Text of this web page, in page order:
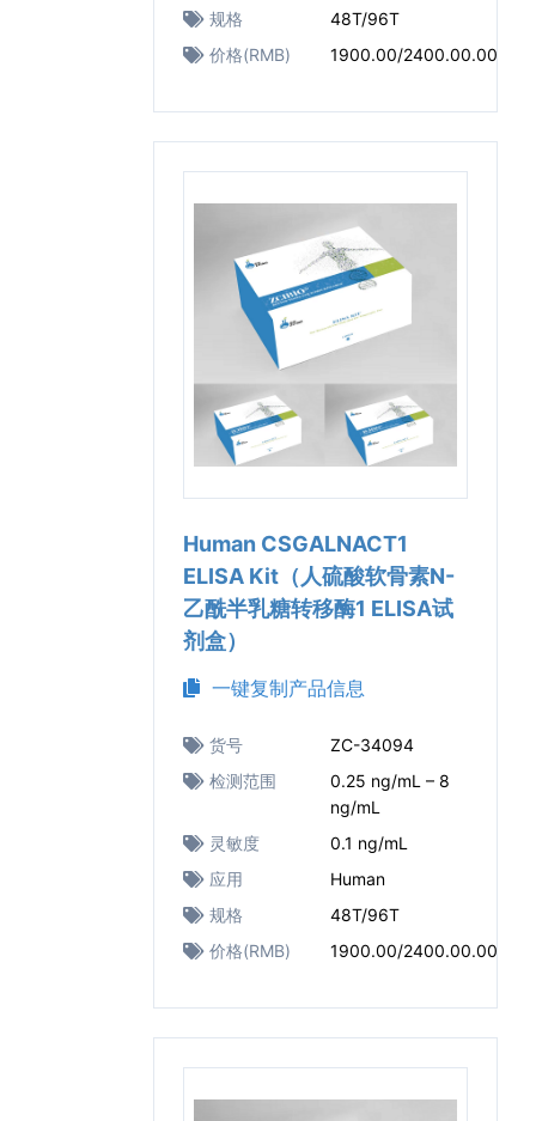
规格
48T/96T
价格(RMB)
1900.00/2400.00.00
Human CSGALNACT1
ELISA Kit（人硫酸软骨素N-
乙酰半乳糖转移酶1 ELISA试
剂盒）
一键复制产品信息
货号
ZC-34094
检测范围
0.25 ng/mL – 8
ng/mL
灵敏度
0.1 ng/mL
应用
Human
规格
48T/96T
价格(RMB)
1900.00/2400.00.00